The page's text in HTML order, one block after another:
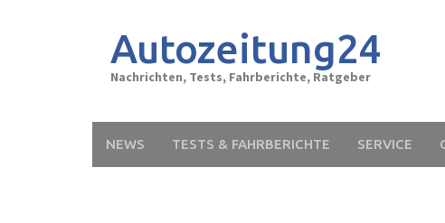
Autozeitung24
Nachrichten, Tests, Fahrberichte, Ratgeber
NEWS TESTS & FAHRBERICHTE SERVICE